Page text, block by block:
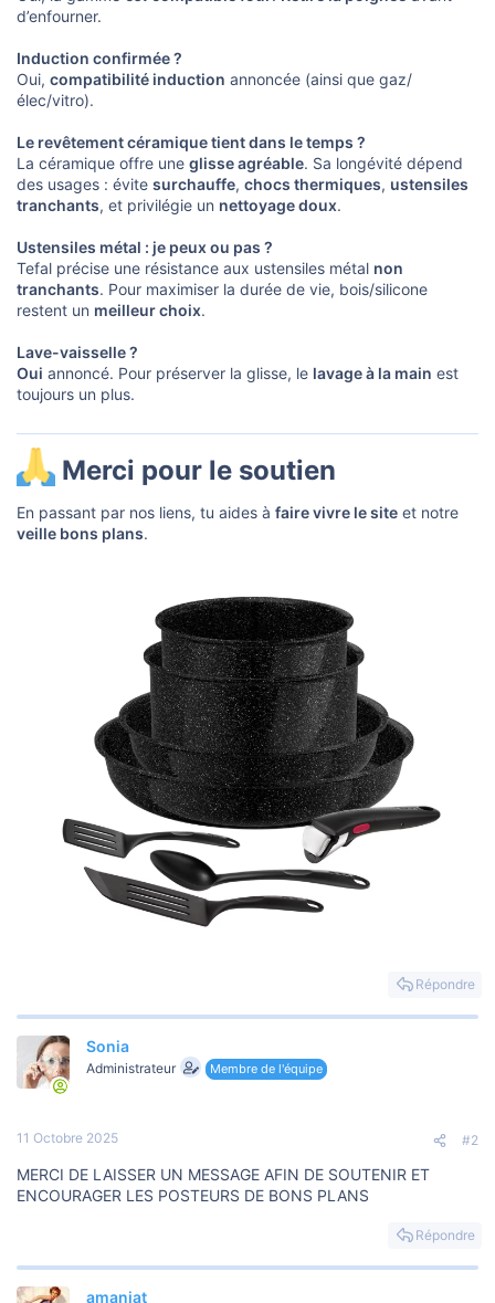
d’enfourner.
Induction confirmée ?
Oui, compatibilité induction annoncée (ainsi que gaz/
élec/vitro).
Le revêtement céramique tient dans le temps ?
La céramique offre une glisse agréable. Sa longévité dépend
des usages : évite surchauffe, chocs thermiques, ustensiles
tranchants, et privilégie un nettoyage doux.
Ustensiles métal : je peux ou pas ?
Tefal précise une résistance aux ustensiles métal non
tranchants. Pour maximiser la durée de vie, bois/silicone
restent un meilleur choix.
Lave-vaisselle ?
Oui annoncé. Pour préserver la glisse, le lavage à la main est
toujours un plus.
Merci pour le soutien​
En passant par nos liens, tu aides à faire vivre le site et notre
veille bons plans.
Répondre
Sonia
Administrateur Membre de l'équipe
11 Octobre 2025 #2
MERCI DE LAISSER UN MESSAGE AFIN DE SOUTENIR ET
ENCOURAGER LES POSTEURS DE BONS PLANS
Répondre
amaniat